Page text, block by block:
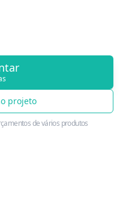
projeto
de vários produtos